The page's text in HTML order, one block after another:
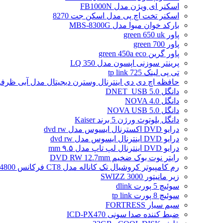
اسکنر ای ویژن مدل FB1000N
اسکنر تخت اچ پی مدل اسکن جت 8270
بارکد خوان میوا مدل MBS-8300G
پاور green 650 uk
پاور green 700
پاور گرین green 450a eco
پرینتر سوزنی اپسون مدل LQ 350
تی پی لینک tp link 725
حافظه اچ دی دی اینترنال وسترن دیجیتال مدل آبی ظرفیت 2
دانگل DNET_USB 5.0
دانگل NOVA 4.0
دانگل NOVA USB 5.0
دانگل بلوتوث ورژن 5 برند Kaiser
درایو DVD اکسترنال ایسوس مدل dvd rw
درایو DVD اینترنال ایسوس مدل dvd rw
درایو DVD اینترنال لپ تاپ مدل ۹.۵ mm
رایتر نوت بوک ضخیم DVD RW 12.7mm
رم کامپیوتر کروشیال تک کاناله مدل CT8 فرکانس 4800 مگاهرتز DDR5 تایمینگ CL40 حافظه 8 گیگابایت
زیر مانیتور SWIZZ 3000
سوئیچ 5 پورت dlink
سوئیچ 8 پورت tp link
سیم سیار FORTRESS
ضبط کننده صدا سونی ICD-PX470